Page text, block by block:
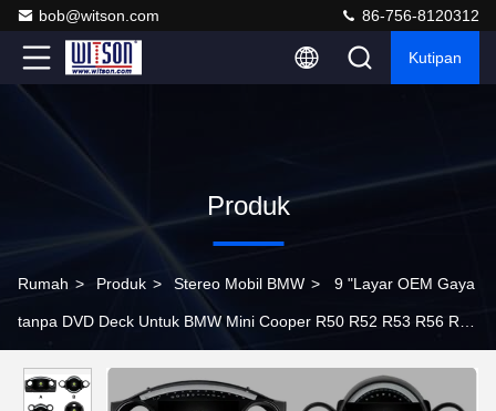
bob@witson.com 86-756-8120312
Kutipan
Produk
Rumah > Produk > Stereo Mobil BMW > 9 "Layar OEM Gaya
tanpa DVD Deck Untuk BMW Mini Cooper R50 R52 R53 R56 R60